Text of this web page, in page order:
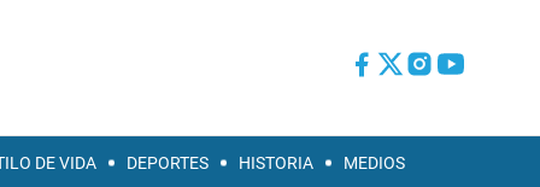
DE VIDA DEPORTES HISTORIA MEDIOS